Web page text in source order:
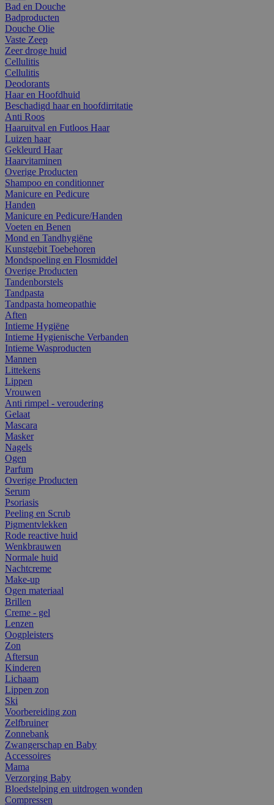
Bad en Douche
Badproducten
Douche Olie
Vaste Zeep
Zeer droge huid
Cellulitis
Cellulitis
Deodorants
Haar en Hoofdhuid
Beschadigd haar en hoofdirritatie
Anti Roos
Haaruitval en Futloos Haar
Luizen haar
Gekleurd Haar
Haarvitaminen
Overige Producten
Shampoo en conditionner
Manicure en Pedicure
Handen
Manicure en Pedicure/Handen
Voeten en Benen
Mond en Tandhygiëne
Kunstgebit Toebehoren
Mondspoeling en Flosmiddel
Overige Producten
Tandenborstels
Tandpasta
Tandpasta homeopathie
Aften
Intieme Hygiëne
Intieme Hygienische Verbanden
Intieme Wasproducten
Mannen
Littekens
Lippen
Vrouwen
Anti rimpel - veroudering
Gelaat
Mascara
Masker
Nagels
Ogen
Parfum
Overige Producten
Serum
Psoriasis
Peeling en Scrub
Pigmentvlekken
Rode reactive huid
Wenkbrauwen
Normale huid
Nachtcreme
Make-up
Ogen materiaal
Brillen
Creme - gel
Lenzen
Oogpleisters
Zon
Aftersun
Kinderen
Lichaam
Lippen zon
Ski
Voorbereiding zon
Zelfbruiner
Zonnebank
Zwangerschap en Baby
Accessoires
Mama
Verzorging Baby
Bloedstelping en uitdrogen wonden
Compressen